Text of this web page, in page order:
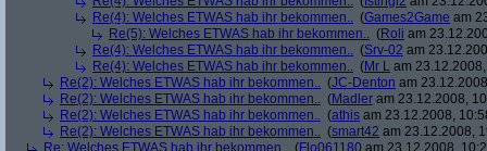
Re(4): Welches ETWAS hab ihr bekommen.. (Games2Game am
Re(5): Welches ETWAS hab ihr bekommen.. (Roli am
Re(4): Welches ETWAS hab ihr bekommen.. (Srv-02 am
Re(4): Welches ETWAS hab ihr bekommen.. (Mr L am
Re(2): Welches ETWAS hab ihr bekommen.. (JC-Denton am
Re(2): Welches ETWAS hab ihr bekommen.. (Madler am 23.12.2008,
Re(2): Welches ETWAS hab ihr bekommen.. (athis am 23.12.2008,
Re(2): Welches ETWAS hab ihr bekommen.. (smart42 am 23.12.2008,
Re: Welches ETWAS hab ihr bekommen..
(Flo061180 am 23.12.2008,